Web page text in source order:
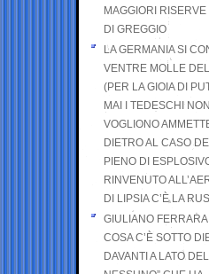
MAGGIORI RISERVE
DI GREGGIO
LA GERMANIA SI
VENTRE MOLLE
(PER LA GIOIA DI
MAI I TEDESCHI NON
VOGLIONO
DIETRO AL CASO
PIENO DI
RINVENUTO
DI LIPSIA C’È LA
GIULIANO
COSA C’È SOTTO
DAVANTI A LATO